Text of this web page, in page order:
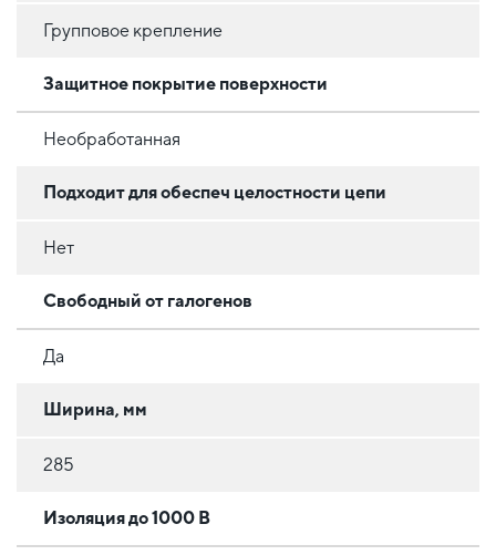
Групповое крепление
Защитное покрытие поверхности
Необработанная
Подходит для обеспеч целостности цепи
Нет
Свободный от галогенов
Да
Ширина, мм
285
Изоляция до 1000 В